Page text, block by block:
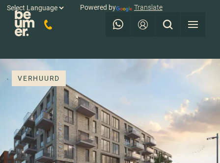
Powered by Translate
VERHUURD